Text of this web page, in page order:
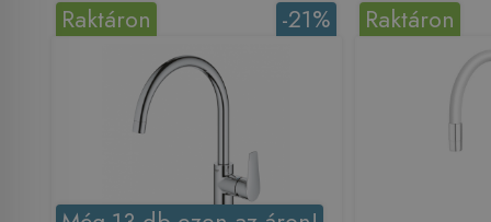
-21%
Raktáron Raktáron